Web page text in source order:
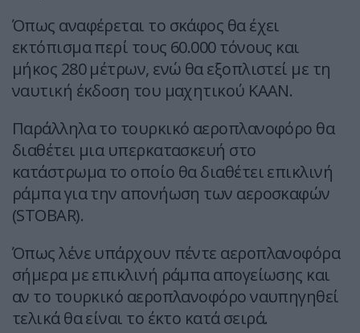
Όπως αναφέρεται το σκάφος θα έχει
εκτόπισμα περί τους 60.000 τόνους και
μήκος 280 μέτρων, ενώ θα εξοπλιστεί με τη
ναυτική έκδοση του μαχητικού ΚΑΑΝ.
Παράλληλα το τουρκικό αεροπλανοφόρο θα
διαθέτει μια υπερκατασκευή στο
κατάστρωμα το οποίο θα διαθέτει επικλινή
ράμπα για την απονήωση των αεροσκαφών
(STOBAR).
Όπως λένε υπάρχουν πέντε αεροπλανοφόρα
σήμερα με επικλινή ράμπα απογείωσης και
αν το τουρκικό αεροπλανοφόρο ναυπηγηθεί
τελικά θα είναι το έκτο κατά σειρά.